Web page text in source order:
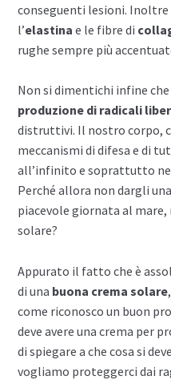
conseguenti lesioni. Inoltre
l’elastina e le fibre di
rughe sempre più
Non si dimentichi infine che
produzione di radicali
distruttivi. Il nostro corpo,
meccanismi di difesa e di
all’infinito e soprattutto
Perché allora non dargli
piacevole giornata al mare,
solare?
Appurato il fatto che è
di una buona crema solare
come riconosco un buon
deve avere una crema per
di spiegare a che cosa si
vogliamo proteggerci dai